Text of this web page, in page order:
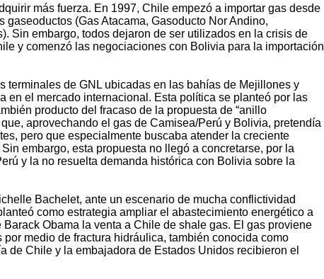
más fuerza. En 1997, Chile empezó a importar gas desde
(Gas Atacama, Gasoducto Nor Andino,
Sin embargo, todos dejaron de ser utilizados en la crisis de
y comenzó las negociaciones con Bolivia para la importación
terminales de GNL ubicadas en las bahías de Mejillones y
en el mercado internacional. Esta política se planteó por las
producto del fracaso de la propuesta de “anillo
aprovechando el gas de Camisea/Perú y Bolivia, pretendía
pero que especialmente buscaba atender la creciente
embargo, esta propuesta no llegó a concretarse, por la
y la no resuelta demanda histórica con Bolivia sobre la
Bachelet, ante un escenario de mucha conflictividad
como estrategia ampliar el abastecimiento energético a
Obama la venta a Chile de shale gas. El gas proviene
medio de fractura hidráulica, también conocida como
de Chile y la embajadora de Estados Unidos recibieron el